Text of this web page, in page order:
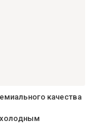
качества
холодным